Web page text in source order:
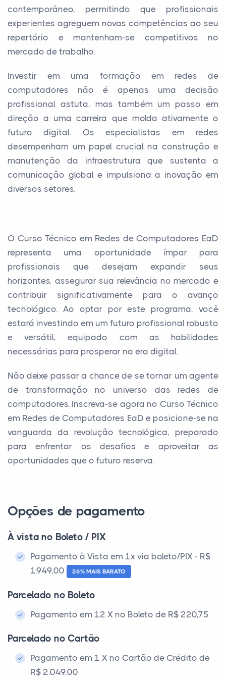
contemporâneo, permitindo que profissionais
experientes agreguem novas competências ao seu
repertório e mantenham-se competitivos no
mercado de trabalho.
Investir em uma formação em redes de
computadores não é apenas uma decisão
profissional astuta, mas também um passo em
direção a uma carreira que molda ativamente o
futuro digital. Os especialistas em redes
desempenham um papel crucial na construção e
manutenção da infraestrutura que sustenta a
comunicação global e impulsiona a inovação em
diversos setores.
O Curso Técnico em Redes de Computadores EaD
representa uma oportunidade ímpar para
profissionais que desejam expandir seus
horizontes, assegurar sua relevância no mercado e
contribuir significativamente para o avanço
tecnológico. Ao optar por este programa, você
estará investindo em um futuro profissional robusto
e versátil, equipado com as habilidades
necessárias para prosperar na era digital.
Não deixe passar a chance de se tornar um agente
de transformação no universo das redes de
computadores. Inscreva-se agora no Curso Técnico
em Redes de Computadores EaD e posicione-se na
vanguarda da revolução tecnológica, preparado
para enfrentar os desafios e aproveitar as
oportunidades que o futuro reserva.
Opções de pagamento
À vista no Boleto / PIX
Pagamento à Vista em 1x via boleto/PIX - R$
1.949,00
26% MAIS BARATO
Parcelado no Boleto
Pagamento em 12 X no Boleto de R$ 220,75
Parcelado no Cartão
Pagamento em 1 X no Cartão de Crédito de
R$ 2.049,00